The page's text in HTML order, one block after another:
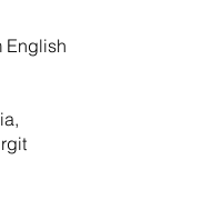
English